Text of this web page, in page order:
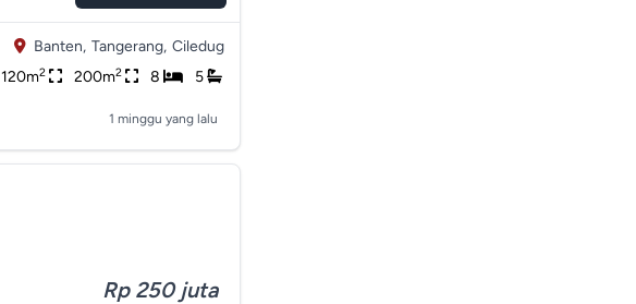
Banten, Tangerang, Ciledug
120m2 200m2 8 5
1 minggu yang lalu
Rp 250 juta